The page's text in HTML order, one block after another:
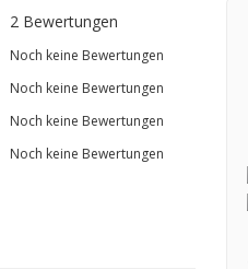
2 Bewertungen
Noch keine Bewertungen
Noch keine Bewertungen
Noch keine Bewertungen
Noch keine Bewertungen